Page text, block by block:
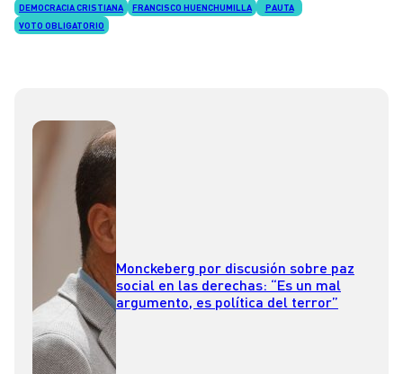
DEMOCRACIA CRISTIANA
FRANCISCO HUENCHUMILLA
PAUTA
VOTO OBLIGATORIO
Monckeberg por discusión sobre paz
social en las derechas: “Es un mal
argumento, es política del terror”